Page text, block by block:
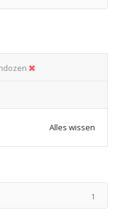
Alles wissen
1